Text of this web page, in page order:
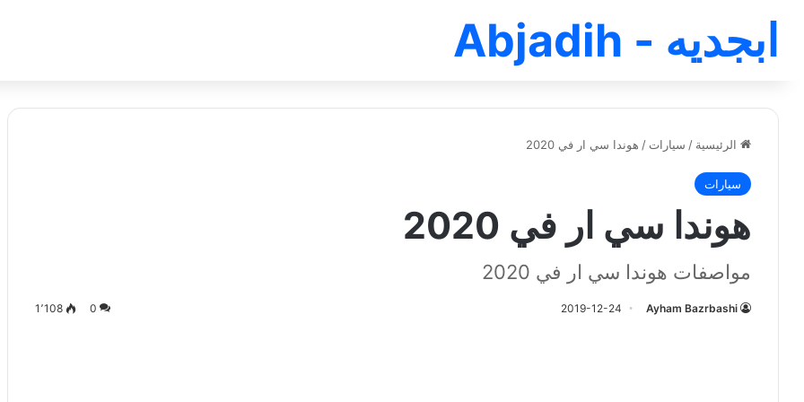
ابجديه - Abjadih
الرئيسية / سيارات / هوندا سي ار في 2020
سيارات
هوندا سي ار في 2020
مواصفات هوندا سي ار في 2020
Ayham Bazrbashi
2019-12-24
0 1٬108